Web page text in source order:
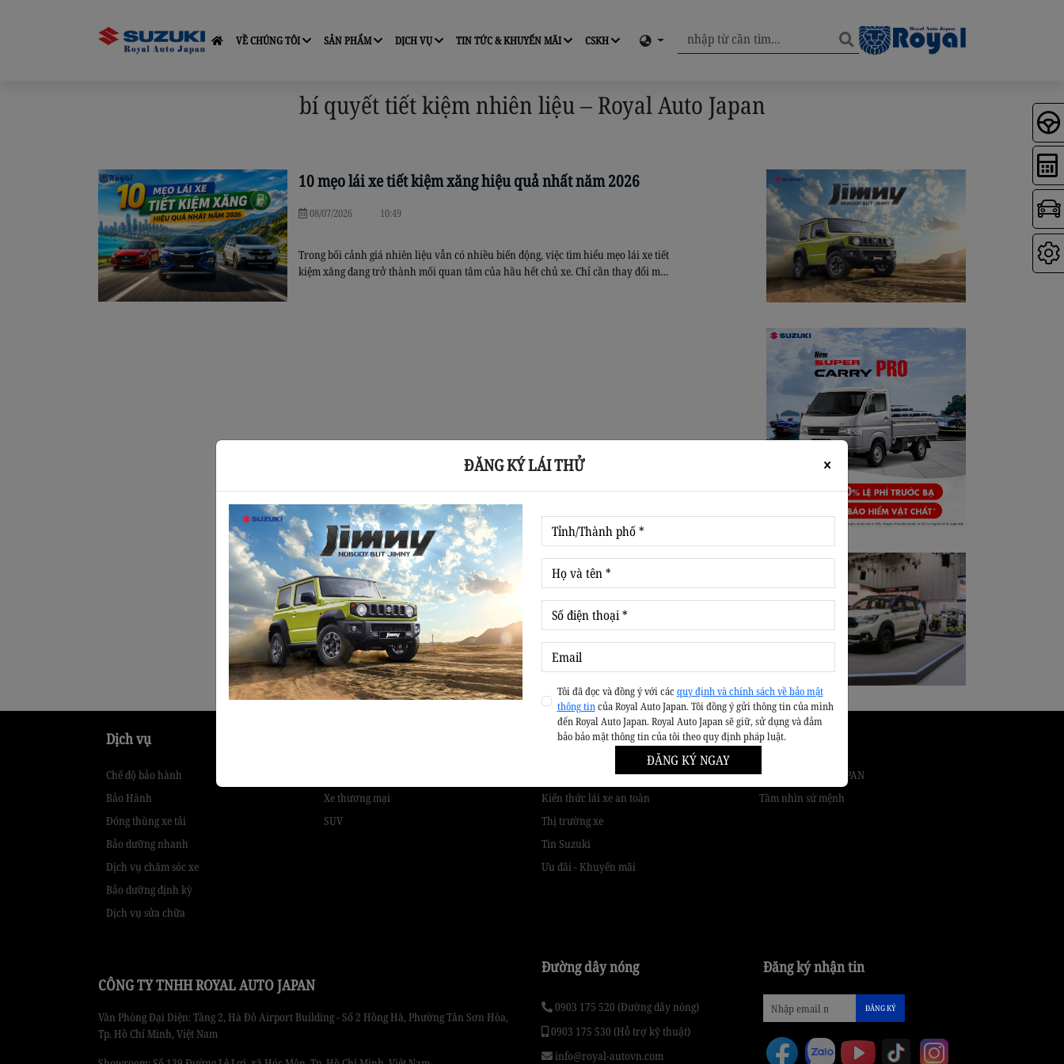
VỀ CHÚNG TÔI SẢN PHẨM DỊCH VỤ TIN TỨC & KHUYẾN MÃI CSKH
bí quyết tiết kiệm nhiên liệu – Royal Auto Japan
10 mẹo lái xe tiết kiệm xăng hiệu quả nhất năm 2026
08/07/2026 10:49
Trong bối cảnh giá nhiên liệu vẫn có nhiều biến động, việc tìm hiểu mẹo lái xe tiết
kiệm xăng đang trở thành mối quan tâm của hầu hết chủ xe. Chỉ cần thay đổi một
Dịch vụ
Chế độ bảo hành
Bảo Hành
Đóng thùng xe tải
Bảo dưỡng nhanh
Dịch vụ chăm sóc xe
Bảo dưỡng định kỳ
Dịch vụ sửa chữa
Xe thương mại
SUV
Tin tức & Khuyến mãi
Cẩm nang chăm sóc xe
Kiến thức lái xe an toàn
Thị trường xe
Tin Suzuki
Ưu đãi - Khuyến mãi
Giới thiệu
Về ROYAL AUTO JAPAN
Tầm nhìn sứ mệnh
CÔNG TY TNHH ROYAL AUTO JAPAN
Văn Phòng Đại Diện: Tầng 2, Hà Đô Airport Building - Số 2 Hồng Hà, Phường Tân Sơn Hòa,
Tp. Hồ Chí Minh, Việt Nam
Đường dây nóng
0903 175 520 (Đường dây nóng)
0903 175 530 (Hỗ trợ kỹ thuật)
info@royal-autovn.com
Đăng ký nhận tin
ĐĂNG KÝ
ĐĂNG KÝ LÁI THỬ ×
Tôi đã đọc và đồng ý với các quy định và chính sách về bảo mật
thông tincủa Royal Auto Japan. Tôi đồng ý gửi thông tin của mình
đến Royal Auto Japan. Royal Auto Japan sẽ giữ, sử dụng và đảm
bảo bảo mật thông tin của tôi theo quy định pháp luật.
ĐĂNG KÝ NGAY